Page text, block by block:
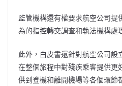
監管機構還有權要求航空公司提
為的指控轉交調查和執法機構處
此外，白皮書還針對航空公司設
在整個旅程中對殘疾乘客提供更
供到登機和離開機場等各個環節